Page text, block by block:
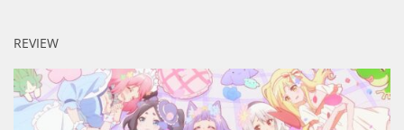
REVIEW